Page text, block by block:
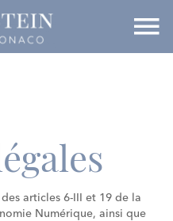
articles 6-III et 19 de la
Numérique, ainsi que